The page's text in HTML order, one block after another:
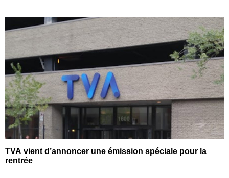
TVA vient d’annoncer une émission spéciale pour la
rentrée